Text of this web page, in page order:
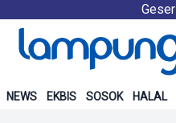
NEWS EKBIS SOSOK HALAL